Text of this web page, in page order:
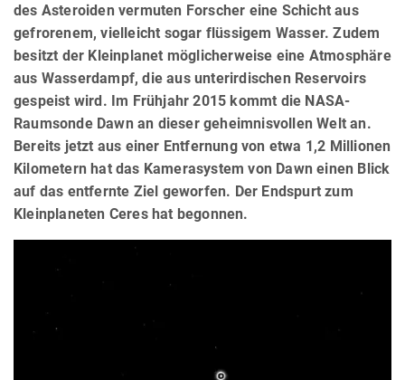
des Asteroiden vermuten Forscher eine Schicht aus
gefrorenem, vielleicht sogar flüssigem Wasser. Zudem
besitzt der Kleinplanet möglicherweise eine Atmosphäre
aus Wasserdampf, die aus unterirdischen Reservoirs
gespeist wird. Im Frühjahr 2015 kommt die NASA-
Raumsonde Dawn an dieser geheimnisvollen Welt an.
Bereits jetzt aus einer Entfernung von etwa 1,2 Millionen
Kilometern hat das Kamerasystem von Dawn einen Blick
auf das entfernte Ziel geworfen. Der Endspurt zum
Kleinplaneten Ceres hat begonnen.